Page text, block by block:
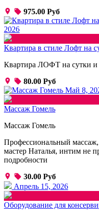
975.00 Руб
2026
Квартира в стиле Лофт на
Квартира ЛОФТ на сутки и
80.00 Руб
Май 8,
Массаж Гомель
Массаж Гомель
Профессиональный
мастер Наталья, интим не
подробности
30.00 Руб
Апрель 15, 2026
Оборудование для